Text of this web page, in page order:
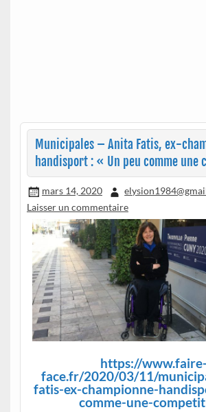
Municipales – Anita Fatis, ex-
handisport : « Un peu comme une
mars 14, 2020
Laisser un commentaire
https://www.faire-
face.fr/2020/03/11/
fatis-ex-championne-
comme-une-